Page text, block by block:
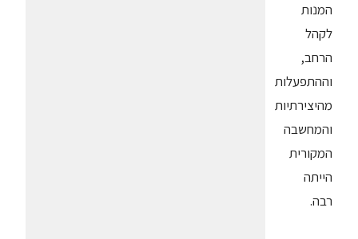
המנות
לקהל
הרחב,
וההתפעלות
מהיצירתיות
והמחשבה
המקורית
הייתה
רבה.